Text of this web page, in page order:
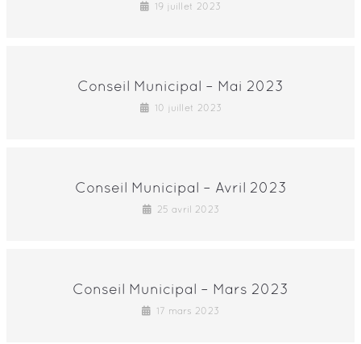
19 juillet 2023
Conseil Municipal – Mai 2023
10 juillet 2023
Conseil Municipal – Avril 2023
25 avril 2023
Conseil Municipal – Mars 2023
17 mars 2023